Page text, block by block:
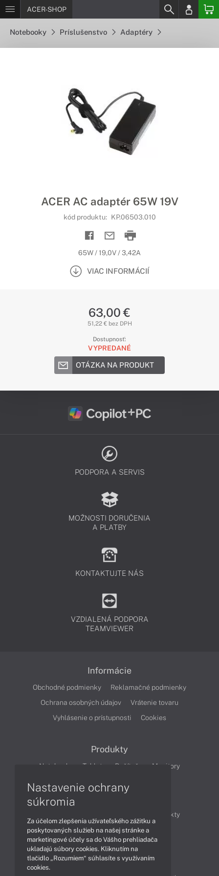
ACER-SHOP
Notebooky Príslušenstvo Adaptéry
ACER AC adaptér 65W 19V
kód produktu: KP.06503.010
65W / 19,0V / 3,42A
VIAC INFORMÁCIÍ
63,00 €
51,22 € bez DPH
Dostupnosť:
VYPREDANÉ
OTÁZKA NA PRODUKT
PODPORA A SERVIS
MOŽNOSTI DORUČENIA
A PLATBY
KONTAKTUJTE NÁS
VZDIALENÁ PODPORA
TEAMVIEWER
Informácie
Obchodné podmienky
Reklamačné podmienky
Ochrana osobných údajov
Vrátenie tovaru
Vyhlásenie o prístupnosti
Cookies
Produkty
Notebooky Tablety Počítače Monitory
Produkty
Technológie
Videá
Obsah
Nastavenie ochrany
súkromia
Za účelom zlepšenia užívateľského zážitku a
poskytovaných služieb na našej stránke a
marketingové účely sa do Vášho prehliadača
ukladajú súbory cookies. Kliknutím na
tlačidlo „Rozumiem“ súhlasíte s využívaním
cookies.